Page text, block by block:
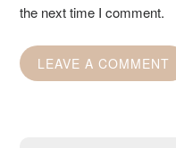
the next time I comment.